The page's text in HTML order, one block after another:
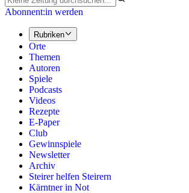
Abonnent:in werden
Rubriken
Orte
Themen
Autoren
Spiele
Podcasts
Videos
Rezepte
E-Paper
Club
Gewinnspiele
Newsletter
Archiv
Steirer helfen Steirern
Kärntner in Not